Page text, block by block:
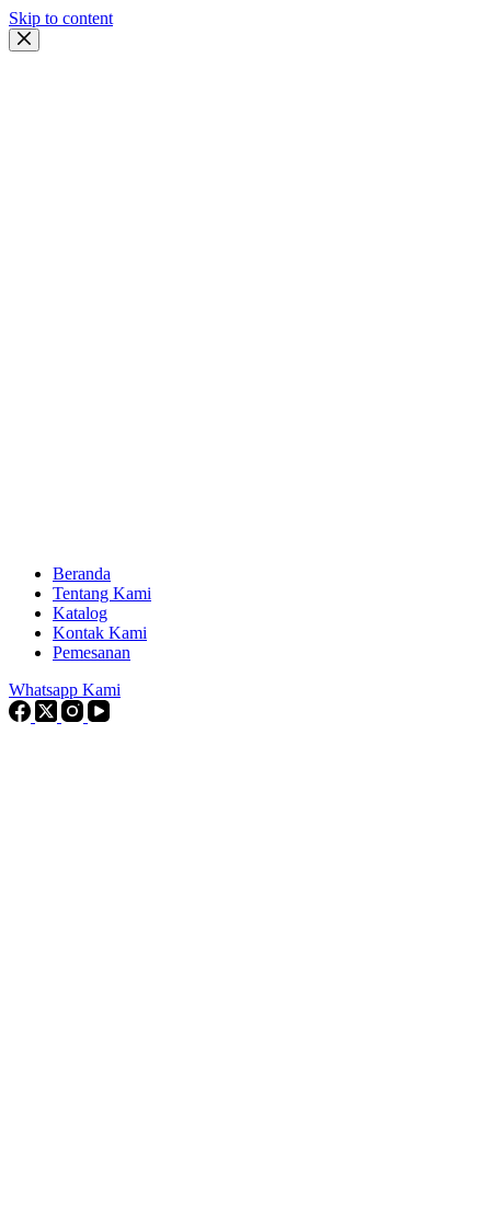
Skip to content
Beranda
Tentang Kami
Katalog
Kontak Kami
Pemesanan
Whatsapp Kami